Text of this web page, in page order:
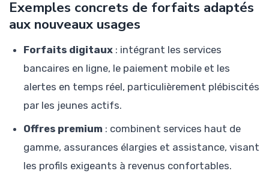
Exemples concrets de forfaits adaptés
aux nouveaux usages
Forfaits digitaux : intégrant les services
bancaires en ligne, le paiement mobile et les
alertes en temps réel, particulièrement plébiscités
par les jeunes actifs.
Offres premium : combinent services haut de
gamme, assurances élargies et assistance, visant
les profils exigeants à revenus confortables.